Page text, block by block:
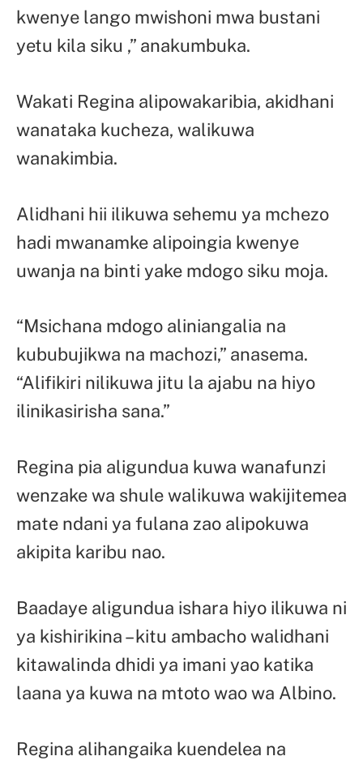
kwenye lango mwishoni mwa bustani
yetu kila siku ,” anakumbuka.
Wakati Regina alipowakaribia, akidhani
wanataka kucheza, walikuwa
wanakimbia.
Alidhani hii ilikuwa sehemu ya mchezo
hadi mwanamke alipoingia kwenye
uwanja na binti yake mdogo siku moja.
“Msichana mdogo aliniangalia na
kububujikwa na machozi,” anasema.
“Alifikiri nilikuwa jitu la ajabu na hiyo
ilinikasirisha sana.”
Regina pia aligundua kuwa wanafunzi
wenzake wa shule walikuwa wakijitemea
mate ndani ya fulana zao alipokuwa
akipita karibu nao.
Baadaye aligundua ishara hiyo ilikuwa ni
ya kishirikina – kitu ambacho walidhani
kitawalinda dhidi ya imani yao katika
laana ya kuwa na mtoto wao wa Albino.
Regina alihangaika kuendelea na